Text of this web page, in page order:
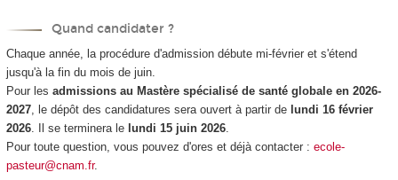
Quand candidater ?
Chaque année, la procédure d'admission débute mi-février et s'étend
jusqu'à la fin du mois de juin.
Pour les admissions au Mastère spécialisé de santé globale en 2026-
2027, le dépôt des candidatures sera ouvert à partir de lundi 16 février
2026. Il se terminera le lundi 15 juin 2026.
Pour toute question, vous pouvez d'ores et déjà contacter : ecole-
pasteur@cnam.fr.